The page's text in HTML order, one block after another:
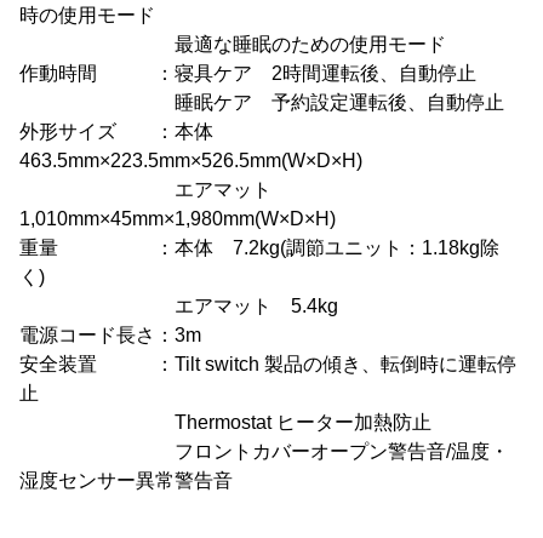
時の使用モード
最適な睡眠のための使用モード
作動時間 ：寝具ケア 2時間運転後、自動停止
睡眠ケア 予約設定運転後、自動停止
外形サイズ ：本体
463.5mm×223.5mm×526.5mm(W×D×H)
エアマット
1,010mm×45mm×1,980mm(W×D×H)
重量 ：本体 7.2kg(調節ユニット：1.18kg除
く)
エアマット 5.4kg
電源コード長さ：3m
安全装置 ：Tilt switch 製品の傾き、転倒時に運転停
止
Thermostat ヒーター加熱防止
フロントカバーオープン警告音/温度・
湿度センサー異常警告音